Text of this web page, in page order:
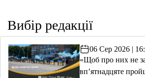
Вибір редакції
06 Сер 2026 |
«Щоб про них не
вп’ятнадцяте